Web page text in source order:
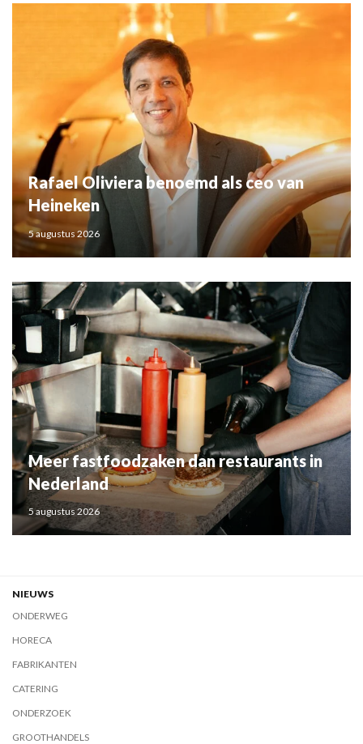
Rafael Oliviera benoemd als ceo van
Heineken
5 augustus 2026
Meer fastfoodzaken dan restaurants in
Nederland
5 augustus 2026
NIEUWS
ONDERWEG
HORECA
FABRIKANTEN
CATERING
ONDERZOEK
GROOTHANDELS